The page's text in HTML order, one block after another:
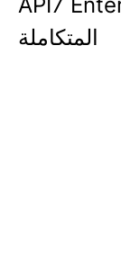
المتكاملة